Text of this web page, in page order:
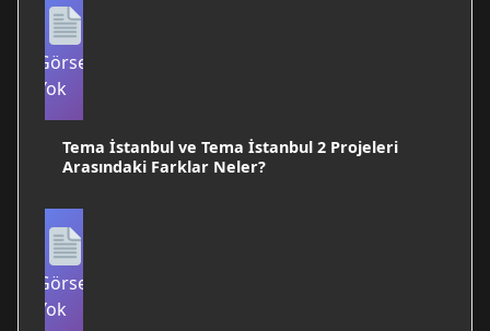
Görsel
Yok
Tema İstanbul ve Tema İstanbul 2 Projeleri
Arasındaki Farklar Neler?
Görsel
Yok